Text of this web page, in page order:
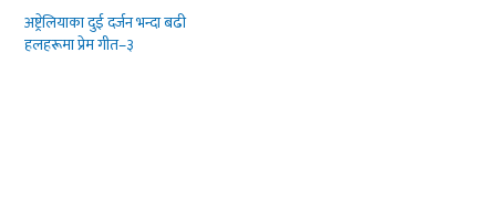
अष्ट्रेलियाका दुई दर्जन भन्दा बढी
हलहरूमा प्रेम गीत–३